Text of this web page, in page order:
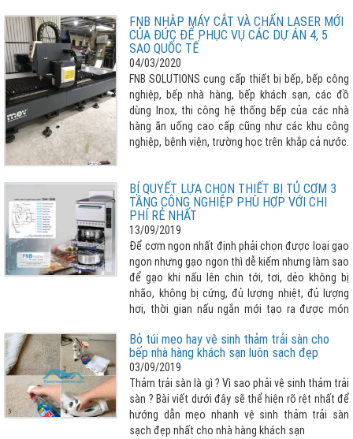
FNB NHẬP MÁY CẮT VÀ CHẤN LASER MỚI
CỦA ĐỨC ĐỂ PHỤC VỤ CÁC DỰ ÁN 4, 5
SAO QUỐC TẾ
04/03/2020
FNB SOLUTIONS cung cấp thiết bị bếp, bếp công
nghiệp, bếp nhà hàng, bếp khách sạn, các đồ
dùng Inox, thi công hệ thống bếp của các nhà
hàng ăn uống cao cấp cũng như các khu công
nghiệp, bệnh viện, trường học trên khắp cả nước.
mới của Đức để phục vụ quá trình sản xuất thiết
bị chất lượng cao.
BÍ QUYẾT LỰA CHỌN THIẾT BỊ TỦ CƠM 3
TẦNG CÔNG NGHIỆP PHÙ HỢP VỚI CHI
PHÍ RẺ NHẤT
13/09/2019
Để cơm ngon nhất định phải chọn được loại gạo
ngon nhưng gạo ngon thì dễ kiếm nhưng làm sao
để gạo khi nấu lên chin tới, tơi, dẻo không bị
nhão, không bị cứng, đủ lượng nhiệt, đủ lượng
hơi, thời gian nấu ngắn mới tạo ra được món
BỊ NẤU CƠM TỐT, PHÙ HỢP QUYẾT ĐỊNH ĐẾN 80%
CƠM NGON”. Vậy lựa chọn tủ cơm 3 tầng cho
nhà bếp công nghiệp như thế nào cho phù hợp
với chi phí rẻ nhất, xin vui lòng tham khảo bài viết
dưới đây
Bỏ túi mẹo hay vệ sinh thảm trải sàn cho
bếp nhà hàng khách sạn luôn sạch đẹp
03/09/2019
Thảm trải sàn là gì ? Vì sao phải vệ sinh thảm trải
sàn ? Bài viết dưới đây sẽ thể hiện rõ rệt nhất để
hướng dẫn mẹo nhanh vệ sinh thảm trải sàn
sạch đẹp nhất cho nhà hàng khách sạn